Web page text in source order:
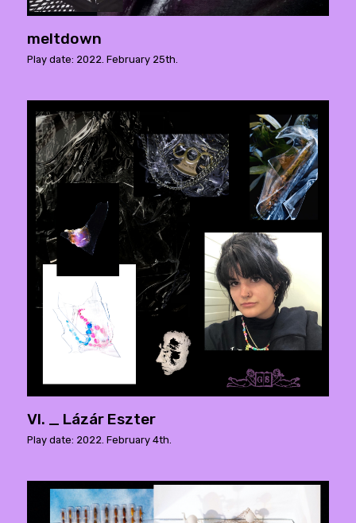
meltdown
Play date: 2022. February 25th.
VI. _ Lázár Eszter
Play date: 2022. February 4th.